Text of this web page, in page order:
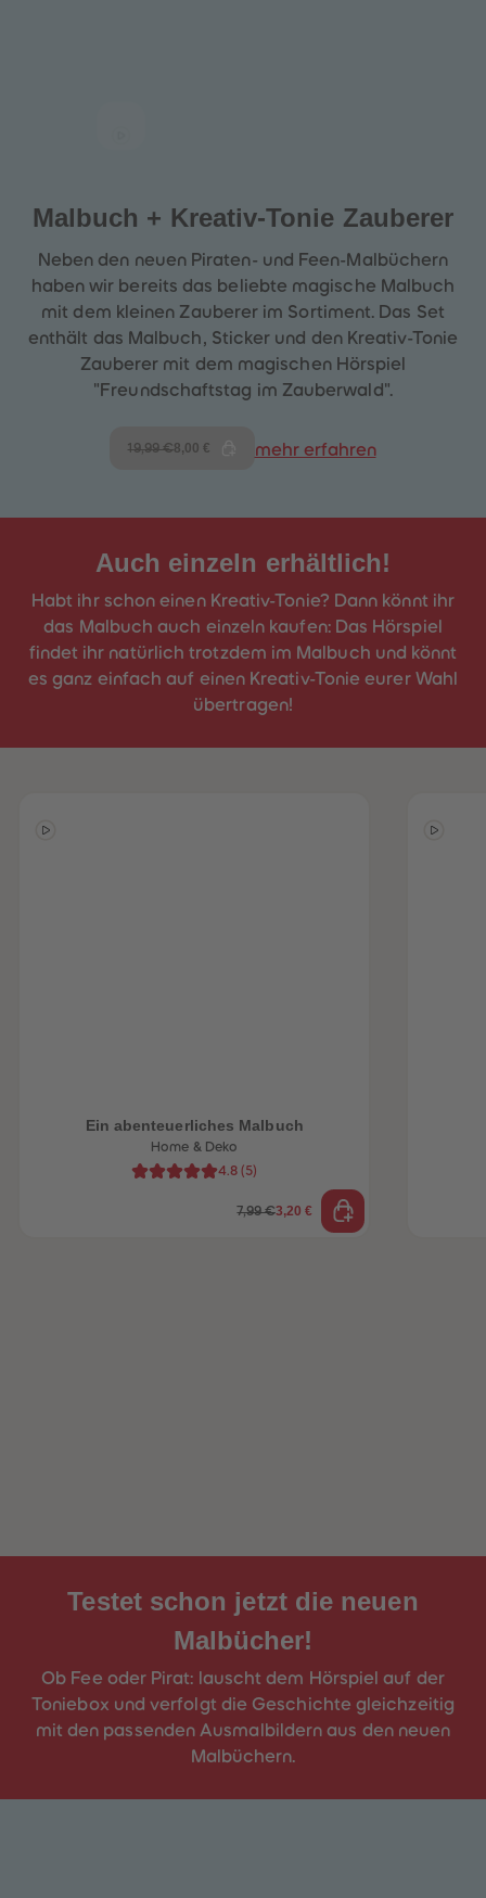
Malbuch + Kreativ-Tonie Zauberer
Neben den neuen Piraten- und Feen-Malbüchern
haben wir bereits das beliebte magische Malbuch
mit dem kleinen Zauberer im Sortiment. Das Set
enthält das Malbuch, Sticker und den Kreativ-Tonie
Zauberer mit dem magischen Hörspiel
"Freundschaftstag im Zauberwald".
19,99 €8,00 € mehr erfahren
Auch einzeln erhältlich!
Habt ihr schon einen Kreativ-Tonie? Dann könnt ihr
das Malbuch auch einzeln kaufen: Das Hörspiel
findet ihr natürlich trotzdem im Malbuch und könnt
es ganz einfach auf einen Kreativ-Tonie eurer Wahl
übertragen!
Ein abenteuerliches Malbuch
Home & Deko
4.8 (5)
7,99 €3,20 €
Testet schon jetzt die neuen
Malbücher!
Ob Fee oder Pirat: lauscht dem Hörspiel auf der
Toniebox und verfolgt die Geschichte gleichzeitig
mit den passenden Ausmalbildern aus den neuen
Malbüchern.